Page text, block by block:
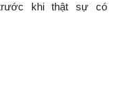
khi thật sự có